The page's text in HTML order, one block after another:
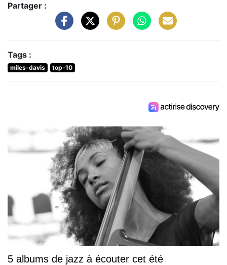
Partager :
Tags :
miles-davis top-10
5 albums de jazz à écouter cet été